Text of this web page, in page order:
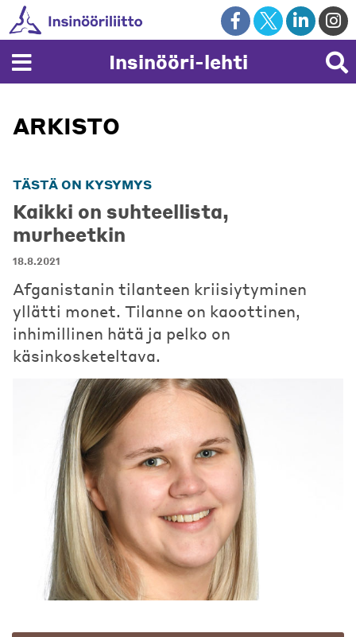
Skip
to
content
Insinööri-lehti
ARKISTO
TÄSTÄ ON KYSYMYS
Kaikki on suhteellista,
murheetkin
18.8.2021
Afganistanin tilanteen kriisiytyminen
yllätti monet. Tilanne on kaoottinen,
inhimillinen hätä ja pelko on
käsinkosketeltava.